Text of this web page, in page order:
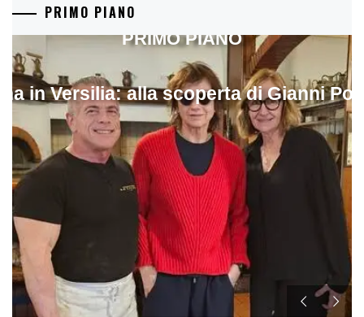
PRIMO PIANO
in Versilia: alla scoperta di Gianni
PRIMO PIANO